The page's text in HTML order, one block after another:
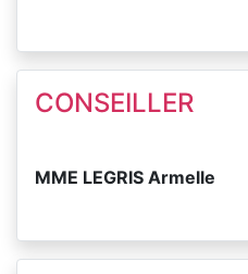
CONSEILLER
MME LEGRIS Armelle